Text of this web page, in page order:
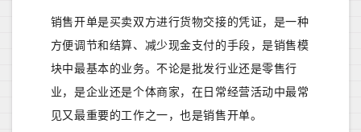
销售开单是买卖双方进行货物交接的凭证，是一种
方便调节和结算、减少现金支付的手段，是销售模
块中最基本的业务。不论是批发行业还是零售行
业，是企业还是个体商家，在日常经营活动中最常
见又最重要的工作之一，也是销售开单。